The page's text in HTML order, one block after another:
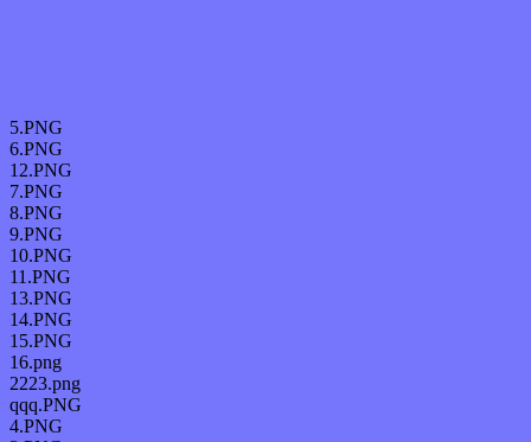
5.PNG
6.PNG
12.PNG
7.PNG
8.PNG
9.PNG
10.PNG
11.PNG
13.PNG
14.PNG
15.PNG
16.png
2223.png
qqq.PNG
4.PNG